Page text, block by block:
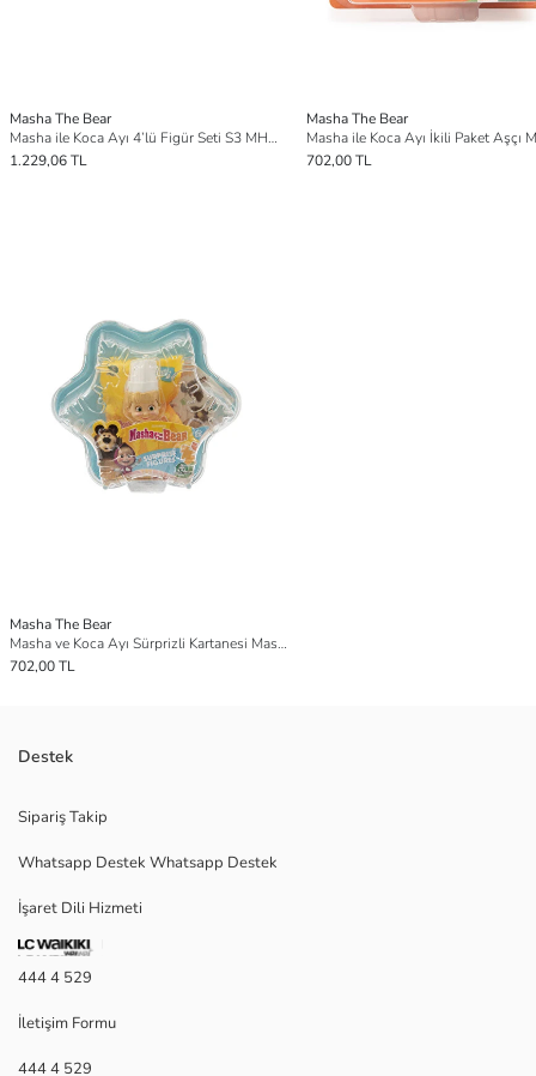
Masha The Bear
Masha ile Koca Ayı 4’lü Figür Seti S3 MHA61000
1.229,06 TL
Masha The Bear
702,00 TL
Masha The Bear
Masha ve Koca Ayı Sürprizli Kartanesi Masha
702,00 TL
Destek
Sipariş Takip
Whatsapp Destek Whatsapp Destek
İşaret Dili Hizmeti
444 4 529
İletişim Formu
444 4 529